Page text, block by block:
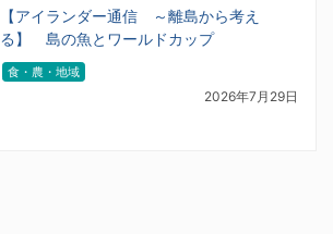
【アイランダー通信 ～離島から考え
る】 島の魚とワールドカップ
食・農・地域
2026年7月29日